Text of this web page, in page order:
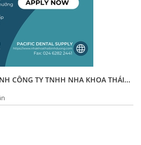
CÔNG TY TNHH NHA KHOA THÁI...